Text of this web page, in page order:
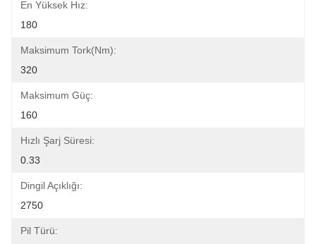
En Yüksek Hız:
180
Maksimum Tork(Nm):
320
Maksimum Güç:
160
Hızlı Şarj Süresi:
0.33
Dingil Açıklığı:
2750
Pil Türü: